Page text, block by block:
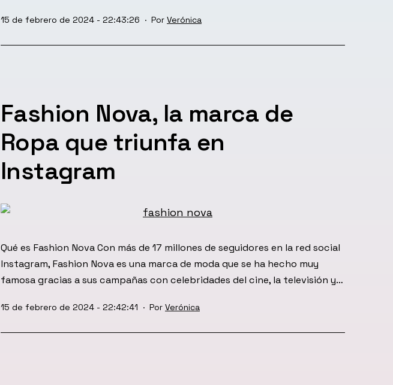
Publicada
15 de febrero de 2024 - 22:43:26 Por Verónica
Fashion Nova, la marca de
Ropa que triunfa en
Instagram
Qué es Fashion Nova Con más de 17 millones de seguidores en la red social
Instagram, Fashion Nova es una marca de moda que se ha hecho muy
famosa gracias a sus campañas con celebridades del cine, la televisión y…
Publicada
15 de febrero de 2024 - 22:42:41 Por Verónica